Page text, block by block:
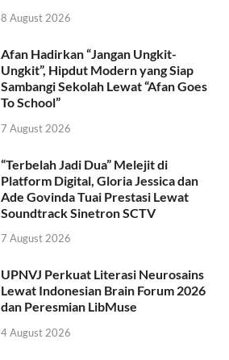
8 August 2026
Afan Hadirkan “Jangan Ungkit-
Ungkit”, Hipdut Modern yang Siap
Sambangi Sekolah Lewat “Afan Goes
To School”
7 August 2026
“Terbelah Jadi Dua” Melejit di
Platform Digital, Gloria Jessica dan
Ade Govinda Tuai Prestasi Lewat
Soundtrack Sinetron SCTV
7 August 2026
UPNVJ Perkuat Literasi Neurosains
Lewat Indonesian Brain Forum 2026
dan Peresmian LibMuse
4 August 2026